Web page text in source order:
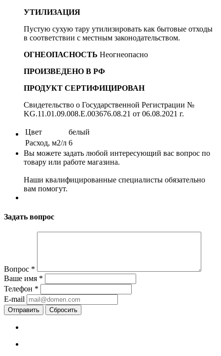
УТИЛИЗАЦИЯ
Пустую сухую тару утилизировать как бытовые отходы
в соответствии с местным законодательством.
ОГНЕОПАСНОСТЬ Неогнеопасно
ПРОИЗВЕДЕНО В РФ
ПРОДУКТ СЕРТИФИЦИРОВАН
Свидетельство о Государственной Регистрации №
KG.11.01.09.008.Е.003676.08.21 от 06.08.2021 г.
Цвет
белый
Расход, м2/л 6
Вы можете задать любой интересующий вас вопрос по
товару или работе магазина.
Наши квалифицированные специалисты обязательно
вам помогут.
Задать вопрос
Вопрос *
Ваше имя *
Телефон *
E-mail
Сбросить